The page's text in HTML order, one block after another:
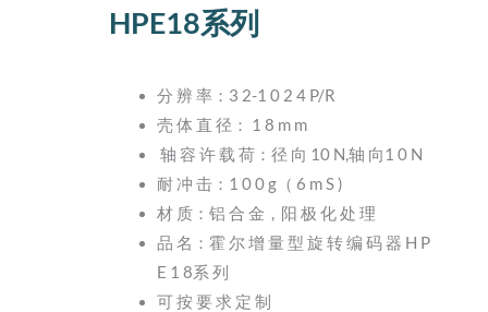
HPE18系列
分 辨 率：3 2-1 0 2 4 P/R
壳 体 直 径： 1 8 m m
轴 容 许 载 荷：径 向 10 N,轴 向1 0 N
耐 冲 击：1 0 0 g（ 6 m S )
材 质：铝 合 金，阳 极 化 处 理
品 名：霍 尔 增 量 型 旋 转 编 码 器 H P
E 1 8系 列
可 按 要 求 定 制